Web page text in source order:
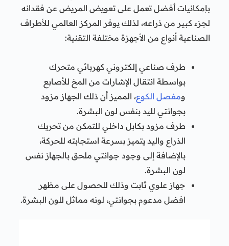
بإمكانيات أفضل تعمل على تعويض المريض عن فقدانه
لجزء كبير من ذراعه، لذلك يوفر المركز العالمي للأطراف
الصناعية أنواع من الأجهزة مختلفة التقنية:
طرف صناعي إلكتروني كهربائي متحرك
بواسطة انتقال الإشارات من المخ للأصابع
ومفصل الكوع، المميز أن ذلك الجهاز مزود
بجوانتي لليد بنفس لون البشرة.
طرف مزود بكابل داخلي للتمكن من تحريك
الذراع واليد يتميز بسرعة استجابته للحركة،
بالإضافة إلى وجود جوانتي ملحق بالجهاز نفس
لون البشرة.
جهاز علوي ثابت وذلك للحصول على مظهر
افضل مدعوم بجوانتي، لونه مماثل للون البشرة.